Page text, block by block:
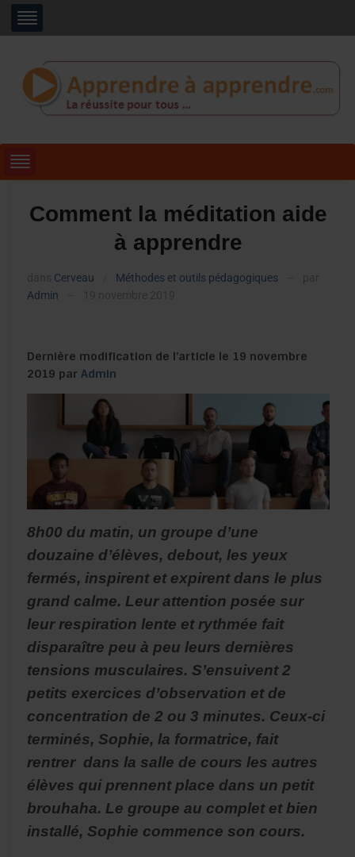
Comment la méditation aide
à apprendre
Cerveau Méthodes et outils pédagogiques
Admin
Dernière modification de l’article le 19 novembre
2019 parAdmin
8h00 du matin, un groupe d’une
douzaine d’élèves, debout, les yeux
fermés, inspirent et expirent dans le plus
grand calme. Leur attention posée sur
leur respiration lente et rythmée fait
disparaître peu à peu leurs dernières
tensions musculaires. S’ensuivent 2
petits exercices d’observation et de
concentration de 2 ou 3 minutes. Ceux-ci
terminés, Sophie, la formatrice, fait
rentrer dans la salle de cours les autres
élèves qui prennent place dans un petit
brouhaha. Le groupe au complet et bien
installé, Sophie commence son cours.